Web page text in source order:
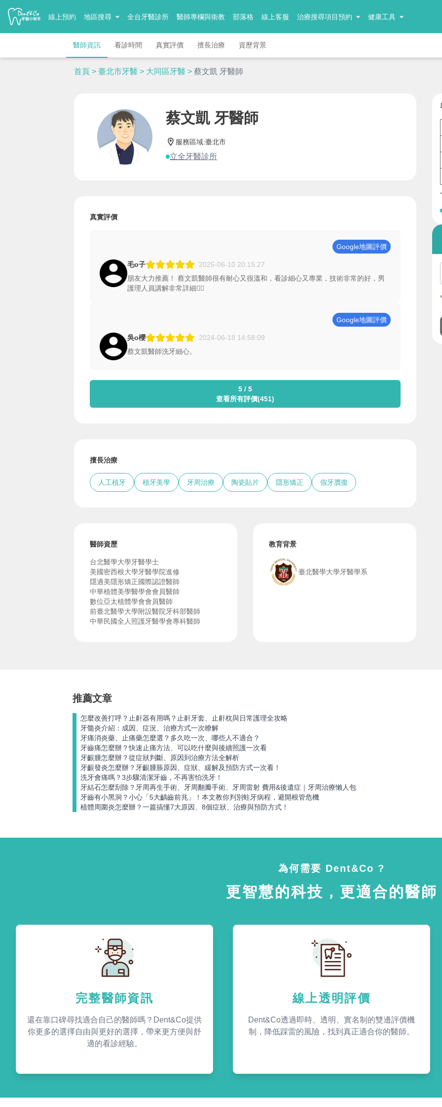
線上預約 地區搜尋 全台牙醫診所 醫師專欄與衛教 部落格 線上客服 治療搜尋項目預約 健康工具
醫師資訊 看診時間 真實評價 擅長治療 資歷背景
首頁 > 臺北市牙醫 > 大同區牙醫 > 蔡文凱 牙醫師
蔡文凱 牙醫師
服務區域:臺北市
立全牙醫診所
真實評價
Google地圖評價
毛o子
2025-06-10 20:15:27
朋友大力推薦！ 蔡文凱醫師很有耐心又很溫和，看診細心又專業，技術非常的好，男
護理人員講解非常詳細👍🏻
Google地圖評價
吳o櫻
2024-06-18 14:58:09
蔡文凱醫師洗牙細心。
5 / 5
查看所有評價(451)
擅長治療
人工植牙 植牙美學 牙周治療 陶瓷貼片 隱形矯正 假牙贋復
醫師資歷
台北醫學大學牙醫學士
美國密西根大學牙醫學院進修
隱適美隱形矯正國際認證醫師
中華植體美學醫學會會員醫師
數位亞太植體學會會員醫師
前臺北醫學大學附設醫院牙科部醫師
中華民國全人照護牙醫學會專科醫師
教育背景
臺北醫學大學牙醫學系
推薦文章
怎麼改善打呼？止鼾器有用嗎？止鼾牙套、止鼾枕與日常護理全攻略
牙髓炎介紹：成因、症況、治療方式一次瞭解
牙痛消炎藥、止痛藥怎麼選？多久吃一次、哪些人不適合？
牙齒痛怎麼辦？快速止痛方法、可以吃什麼與後續照護一次看
牙齦腫怎麼辦？從症狀判斷、原因到治療方法全解析
牙齦發炎怎麼辦？牙齦腫脹原因、症狀、緩解及預防方式一次看！
洗牙會痛嗎？3步驟清潔牙齒，不再害怕洗牙！
牙結石怎麼刮除？牙周再生手術、牙周翻瓣手術、牙周雷射 費用&後遺症｜牙周治療懶人包
牙齒有小黑洞？小心「5大齲齒前兆」！本文教你判別蛀牙病程，避開根管危機
植體周圍炎怎麼辦？一篇搞懂7大原因、8個症狀、治療與預防方式！
為何需要 Dent&Co ?
更智慧的科技，更適合的醫師
完整醫師資訊
還在靠口碑尋找適合自己的醫師嗎？Dent&Co提供
你更多的選擇自由與更好的選擇，帶來更方便與舒
適的看診經驗。
線上透明評價
Dent&Co透過即時、透明、實名制的雙邊評價機
制，降低踩雷的風險，找到真正適合你的醫師。